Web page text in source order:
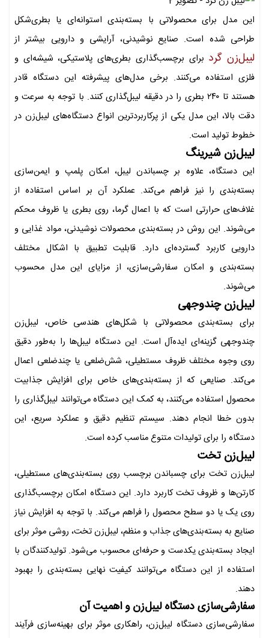
این مدل برای محصولاتی با بسته‌بندی استوانه‌ای یا بطری‌شکل
طراحی شده است. صنایع نوشیدنی، آرایشی و دارویی بیشتر از
لیبل‌زن گرد برای برچسب‌گذاری بطری‌های پلاستیکی، شیشه‌ای و
فلزی استفاده می‌کنند. برخی مدل‌های پیشرفته این دستگاه قادر
هستند تا ۲۴۰ بطری را در دقیقه لیبل‌گذاری کنند. با توجه به سرعت و
دقت بالا، این مدل یکی از پرکاربردترین انواع دستگاه‌های لیبل‌زن در
خطوط تولید است.
لیبل‌زن شیرینگ
این دستگاه، علاوه بر چسباندن لیبل، امکان پلمپ و ایمن‌سازی
بسته‌بندی را نیز فراهم می‌کند. عملکرد آن بر اساس استفاده از
غلاف‌های حرارتی است که با اعمال گرما، روی بطری یا ظروف محکم
می‌شوند. این روش در بسته‌بندی محصولات نوشیدنی، مواد غذایی و
دارویی کاربرد گسترده‌ای دارد. قابلیت تطبیق با اشکال مختلف
بسته‌بندی و امکان سفارشی‌سازی، از مزایای این مدل محسوب
می‌شوند.
لیبل‌زن چندوجهی
برای بسته‌بندی محصولاتی با شکل‌های هندسی خاص، لیبل‌زن
چندوجهی گزینه‌ای ایده‌آل است. این دستگاه لیبل‌ها را به‌طور دقیق
روی وجوه مختلف ظروف مستطیلی، شش‌ضلعی یا چندضلعی اعمال
می‌کند. صنایعی که از بسته‌بندی‌های خاص برای افزایش جذابیت
محصول استفاده می‌کنند، به کمک این دستگاه می‌توانند لیبل‌گذاری را
بدون خطا انجام دهند. سیستم تنظیم دقیق و عملکرد سریع، این
دستگاه را برای تولیدات متنوع مناسب کرده است.
لیبل‌زن تخت
لیبل‌زن تخت برای چسباندن برچسب روی بسته‌بندی‌های مستطیلی،
کارتن‌ها و ظروف تخت کاربرد دارد. این دستگاه امکان برچسب‌گذاری
روی یک یا دو سطح محصول را فراهم می‌کند. با توجه به افزایش نیاز
صنایع به بسته‌بندی‌های جذاب و منظم، لیبل‌زن تخت، روشی موثر برای
ایجاد بسته‌بندی یکدست و حرفه‌ای محسوب می‌شود. تولیدکنندگان با
استفاده از این دستگاه می‌توانند کیفیت نهایی بسته‌بندی را بهبود
دهند.
سفارشی‌سازی دستگاه لیبل‌زن و اهمیت آن
سفارشی‌سازی دستگاه لیبل‌زن، راهکاری موثر برای بهینه‌سازی فرآیند